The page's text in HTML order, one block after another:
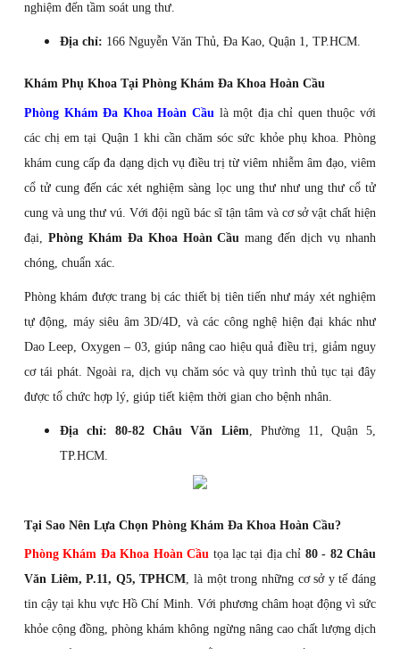
nghiệm đến tầm soát ung thư.
Địa chỉ: 166 Nguyễn Văn Thủ, Đa Kao, Quận 1, TP.HCM.
Khám Phụ Khoa Tại Phòng Khám Đa Khoa Hoàn Cầu
Phòng Khám Đa Khoa Hoàn Cầulà một địa chỉ quen thuộc với
các chị em tại Quận 1 khi cần chăm sóc sức khỏe phụ khoa. Phòng
khám cung cấp đa dạng dịch vụ điều trị từ viêm nhiễm âm đạo, viêm
cổ tử cung đến các xét nghiệm sàng lọc ung thư như ung thư cổ tử
cung và ung thư vú. Với đội ngũ bác sĩ tận tâm và cơ sở vật chất hiện
đại, Phòng Khám Đa Khoa Hoàn Cầu mang đến dịch vụ nhanh
chóng, chuẩn xác.
Phòng khám được trang bị các thiết bị tiên tiến như máy xét nghiệm
tự động, máy siêu âm 3D/4D, và các công nghệ hiện đại khác như
Dao Leep, Oxygen – 03, giúp nâng cao hiệu quả điều trị, giảm nguy
cơ tái phát. Ngoài ra, dịch vụ chăm sóc và quy trình thủ tục tại đây
được tổ chức hợp lý, giúp tiết kiệm thời gian cho bệnh nhân.
Địa chỉ: 80-82 Châu Văn Liêm, Phường 11, Quận 5,
TP.HCM.
Tại Sao Nên Lựa Chọn Phòng Khám Đa Khoa Hoàn Cầu?
Phòng Khám Đa Khoa Hoàn Cầu tọa lạc tại địa chỉ 80 - 82 Châu
Văn Liêm, P.11, Q5, TPHCM, là một trong những cơ sở y tế đáng
tin cậy tại khu vực Hồ Chí Minh. Với phương châm hoạt động vì sức
khỏe cộng đồng, phòng khám không ngừng nâng cao chất lượng dịch